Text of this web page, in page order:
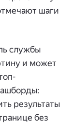
шаги
службы
и может
результаты
без